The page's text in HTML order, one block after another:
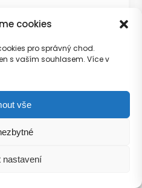
cookies
pro správný chod.
s vaším souhlasem. Více v
vše
nastavení